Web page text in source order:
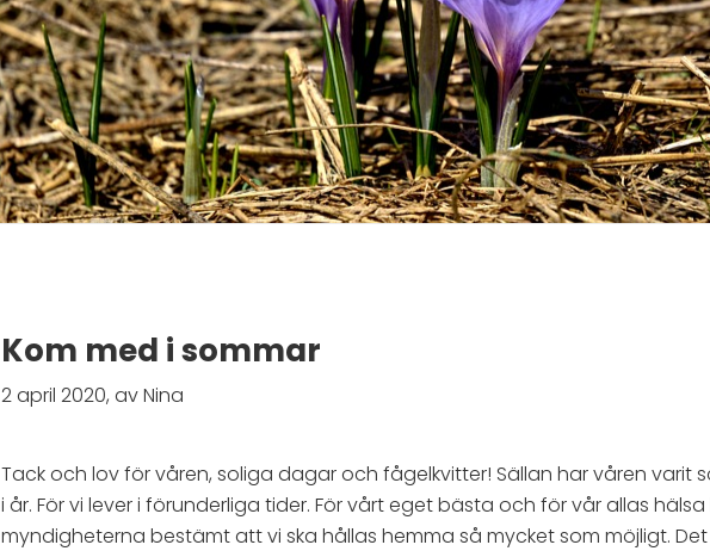
Kom med i sommar
2 april 2020, av Nina
Tack och lov för våren, soliga dagar och fågelkvitter! Sällan har våren varit
i år. För vi lever i förunderliga tider. För vårt eget bästa och för vår allas
myndigheterna bestämt att vi ska hållas hemma så mycket som möjligt.